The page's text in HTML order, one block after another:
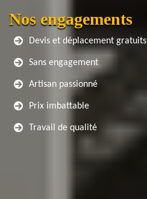
Nos engagements
Devis et déplacement gratuits
Sans engagement
Artisan passionné
Prix imbattable
Travail de qualité